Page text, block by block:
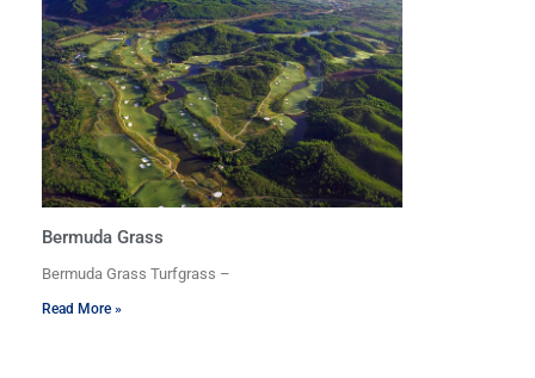
Bermuda Grass
Bermuda Grass Turfgrass –
Read More »